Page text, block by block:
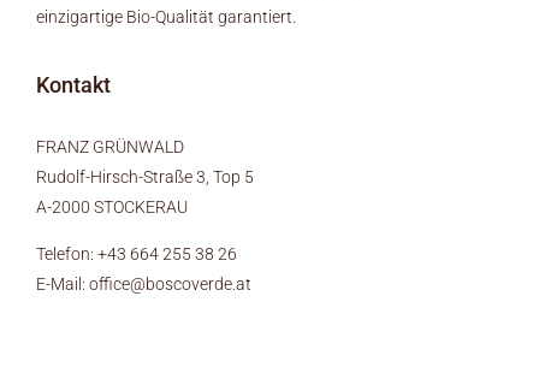
einzigartige Bio-Qualität garantiert.
Kontakt
FRANZ GRÜNWALD
Rudolf-Hirsch-Straße 3, Top 5
A-2000 STOCKERAU
Telefon: +43 664 255 38 26
E-Mail: office@boscoverde.at